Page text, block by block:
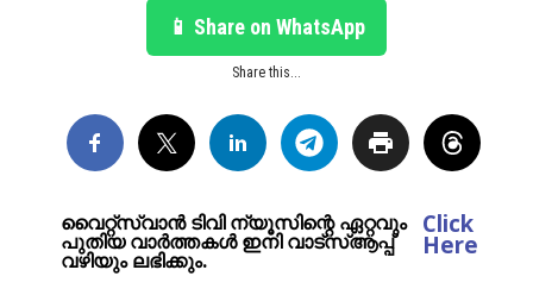
📱 Share on WhatsApp
Share this...
വൈറ്റ്സ്വാൻ ടിവി ന്യൂസിന്റെ ഏറ്റവും
പുതിയ വാർത്തകൾ ഇനി വാട്സ്ആപ്പ്
വഴിയും ലഭിക്കും.
Click
Here